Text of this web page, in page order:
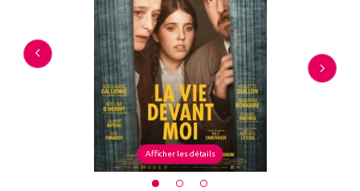
Afficher les détails